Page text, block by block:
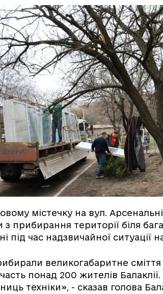
містечку на вул.
прибирання території біля
під час надзвичайної ситуації
великогабаритне сміття
понад 200 жителів
техніки», - сказав голова